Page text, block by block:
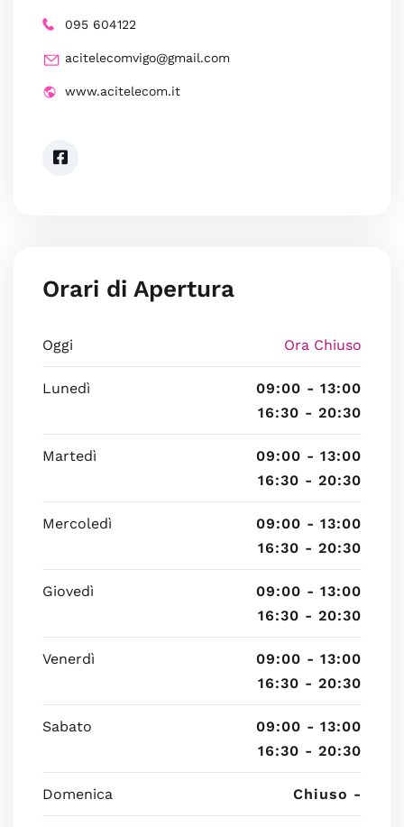
095 604122
acitelecomvigo@gmail.com
www.acitelecom.it
Orari di Apertura
Oggi Ora Chiuso
Lunedì
09:00 - 13:00
16:30 - 20:30
Martedì
09:00 - 13:00
16:30 - 20:30
Mercoledì
09:00 - 13:00
16:30 - 20:30
Giovedì
09:00 - 13:00
16:30 - 20:30
Venerdì
09:00 - 13:00
16:30 - 20:30
Sabato
09:00 - 13:00
16:30 - 20:30
Domenica Chiuso -